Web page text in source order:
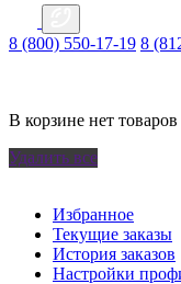
8 (800) 550-17-19 8
В корзине нет товаров
Удалить все
Избранное
Текущие заказы
История заказов
Настройки